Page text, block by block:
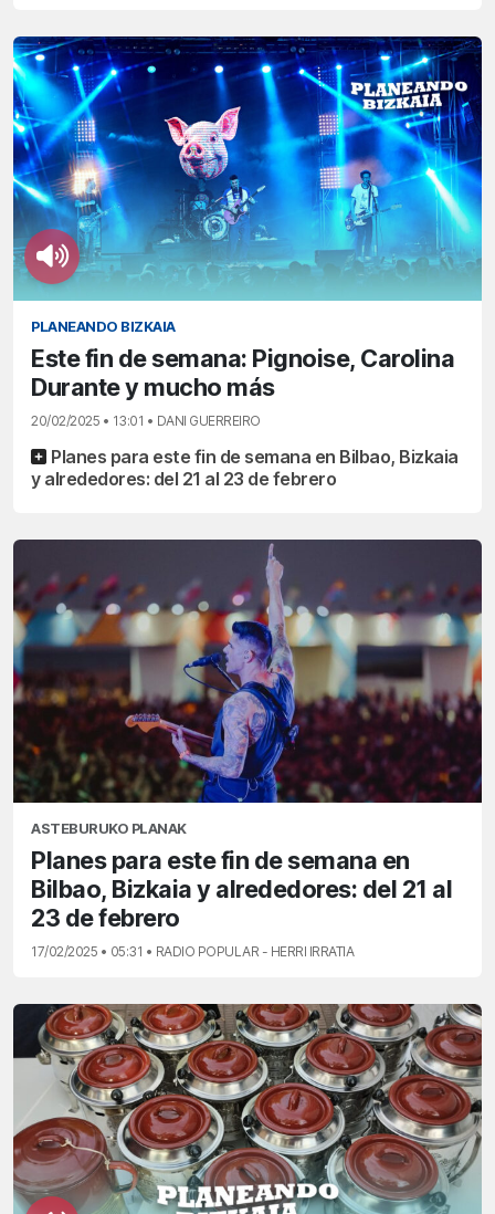
PLANEANDO BIZKAIA
Este fin de semana: Pignoise, Carolina
Durante y mucho más
20/02/2025 • 13:01 • DANI GUERREIRO
Planes para este fin de semana en Bilbao, Bizkaia
y alrededores: del 21 al 23 de febrero
ASTEBURUKO PLANAK
Planes para este fin de semana en
Bilbao, Bizkaia y alrededores: del 21 al
23 de febrero
17/02/2025 • 05:31 • RADIO POPULAR - HERRI IRRATIA